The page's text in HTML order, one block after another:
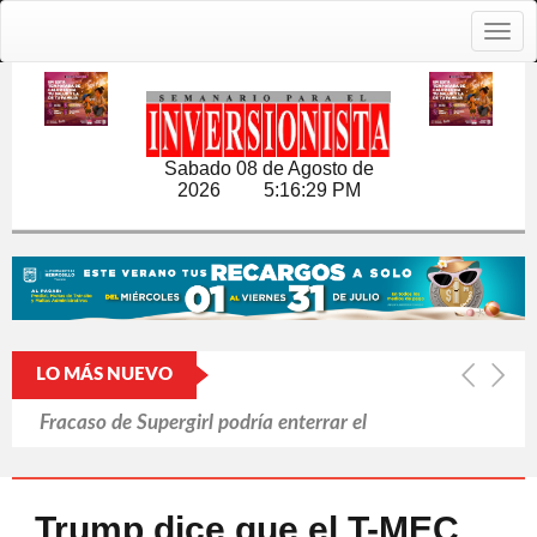
Sabado 08 de Agosto de
2026 5:16:30 PM
LO MÁS NUEVO
Fracaso de Supergirl podría enterrar el
universo cinematográfico de DC
La ola de calor de junio causó 9.600
muertes en Alemania